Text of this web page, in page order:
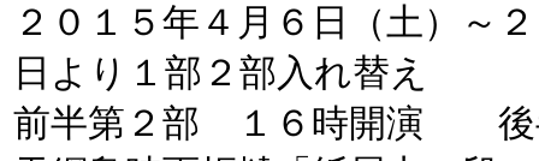
２０１５年４月６日（土）
日より１部２部入れ替え
前半第２部 １６時開演 後